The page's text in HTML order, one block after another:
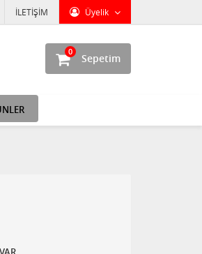
Üyelik
İLETİŞİM
Sepetim
0